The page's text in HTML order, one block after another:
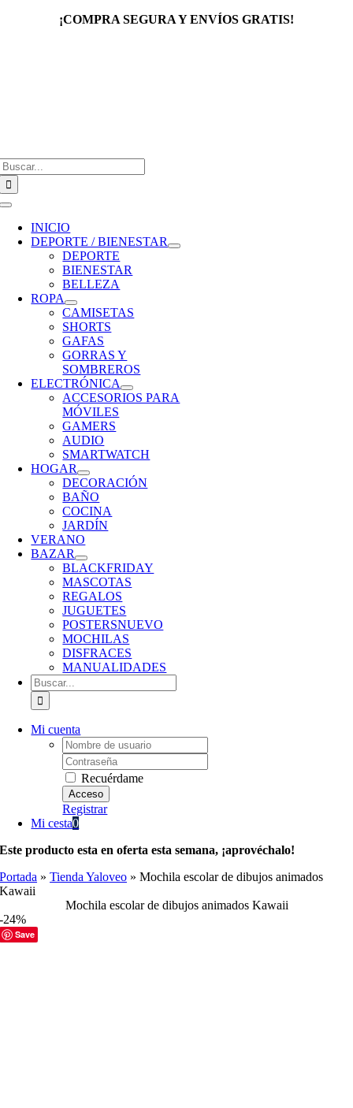
¡COMPRA SEGURA Y ENVÍOS GRATIS!
Toggle
Navigation
INICIO
DEPORTE / BIENESTAR
DEPORTE
BIENESTAR
BELLEZA
ROPA
CAMISETAS
SHORTS
GAFAS
GORRAS Y
SOMBREROS
ELECTRÓNICA
ACCESORIOS PARA
MÓVILES
GAMERS
AUDIO
SMARTWATCH
HOGAR
DECORACIÓN
BAÑO
COCINA
JARDÍN
VERANO
BAZAR
BLACKFRIDAY
MASCOTAS
REGALOS
JUGUETES
POSTERSNUEVO
MOCHILAS
DISFRACES
MANUALIDADES
Buscar:
Mi cuenta
Username:
Password:
Recuérdame
Registrar
Mi cesta0
Este producto esta en oferta esta semana, ¡aprovéchalo!
Portada »Tienda Yaloveo »Mochila escolar de dibujos animados
Kawaii
Mochila escolar de dibujos animados Kawaii
-24%
Save